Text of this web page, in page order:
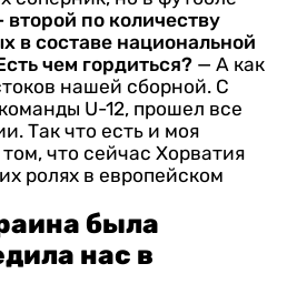
по количеству
в составе национальной
чем гордиться? — А как
нашей сборной. С
U-12, прошел все
Так что есть и моя
что сейчас Хорватия
ролях в европейском
была
нас в